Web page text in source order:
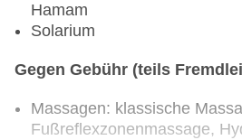
Hamam
Solarium
Gegen Gebühr (teils
Massagen: klassische
Fußreflexzonenmassage,